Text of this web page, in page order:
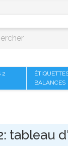
2
BALANCES
tableau